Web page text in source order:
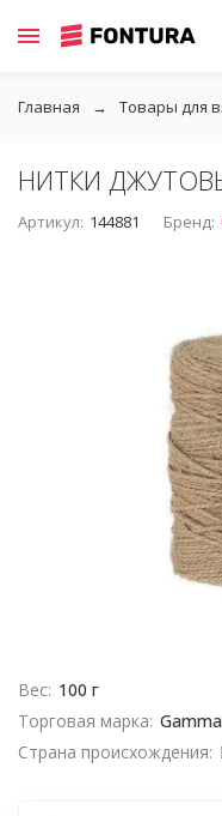
Главная Товары для
НИТКИ
Артикул: 144881 Бренд:
Вес: 100 г
Торговая марка: Gamma
Страна происхождения: